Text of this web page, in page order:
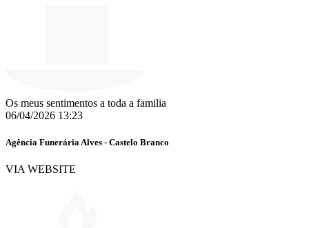
Os meus sentimentos a toda a familia
06/04/2026 13:23
Agência Funerária Alves - Castelo Branco
VIA WEBSITE